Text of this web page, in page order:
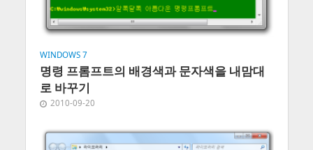
WINDOWS 7
명령 프롬프트의 배경색과 문자색을 내맘대
로 바꾸기
2010-09-20